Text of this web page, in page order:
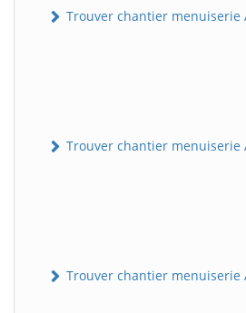
Trouver chantier menuiserie
Trouver chantier menuiserie
Trouver chantier menuiserie